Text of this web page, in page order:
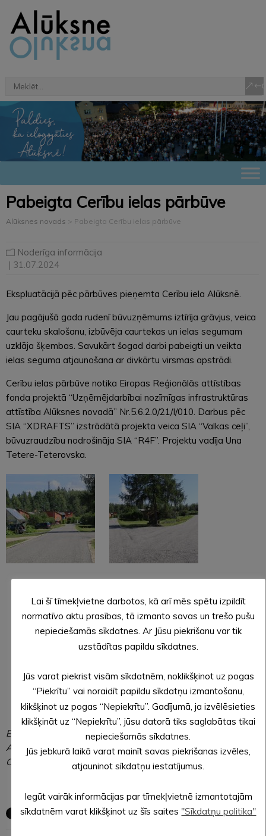
Pabeigta Cerību ielas pārbūve
Alūksnes novads > Pabeigta Cerību ielas pārbūve
Noderīga informācija
| 31.07.2024
Ekspluatācijā pēc pārbūves pieņemta Cerību iela Alūksnē.
Jau pagājušā gada rudenī būvuzņēmums iztīrīja grāvjus, veica
caurteku skalošanu, izbūvēja caurtekas un ielas segumam
uzklāja šķembas. Savukārt šogad darbi pabeigti un veikta
ielas seguma atjaunošana ar divkārtu virsmas apstrādi.
Cerību ielas pārbūve notika Eiropas Reģionālās attīstības
fonda projektā “Uzņēmējdarbībai nozīmīgas infrastruktūras
attīstība Alūksnes novadā” Nr.5.6.2.0/21/I/010. Darbus pēc
SIA “XDRAFTS” izstrādātā projekta veica SIA “Valkas ceļi”,
būvuzraudzību nodrošināja SIA “R4F”. Projektu vadīja Una
Tetere-Teterovska.
Projektu līdzfinansē REACT-EU finansējums pandēmijas
krīzes seku mazināšanai
Evita Aploka,
Alūksnes novada pašvaldības
Centrālās administrācijas sabiedrisko attiecību speciāliste
Lai šī tīmekļvietne darbotos, kā arī mēs spētu izpildīt
normatīvo aktu prasības, tā izmanto savas un trešo pušu
nepieciešamās sīkdatnes. Ar Jūsu piekrišanu var tik
uzstādītas papildu sīkdatnes.
Jūs varat piekrist visām sīkdatnēm, noklikšķinot uz pogas
“Piekrītu” vai noraidīt papildu sīkdatņu izmantošanu,
klikšķinot uz pogas “Nepiekrītu”. Gadījumā, ja izvēlēsieties
klikšķināt uz “Nepiekrītu”, jūsu datorā tiks saglabātas tikai
nepieciešamās sīkdatnes.
Jūs jebkurā laikā varat mainīt savas piekrišanas izvēles,
atjauninot sīkdatņu iestatījumus.
Iegūt vairāk informācijas par tīmekļvietnē izmantotajām
sīkdatnēm varat klikšķinot uz šīs saites "Sīkdatņu politika"